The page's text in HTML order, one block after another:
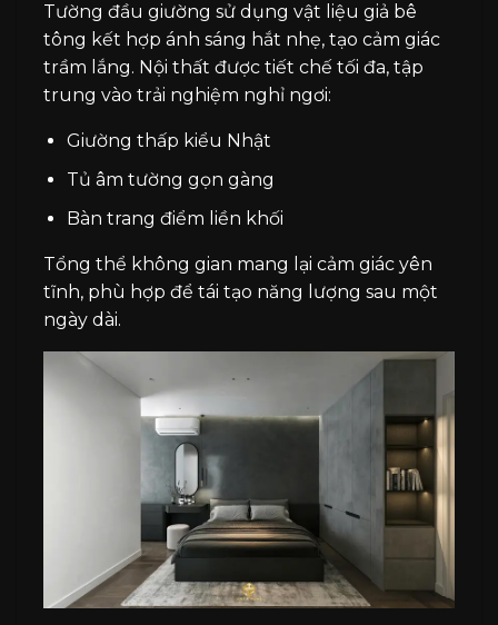
Tường đầu giường sử dụng vật liệu giả bê
tông kết hợp ánh sáng hắt nhẹ, tạo cảm giác
trầm lắng. Nội thất được tiết chế tối đa, tập
trung vào trải nghiệm nghỉ ngơi:
Giường thấp kiểu Nhật
Tủ âm tường gọn gàng
Bàn trang điểm liền khối
Tổng thể không gian mang lại cảm giác yên
tĩnh, phù hợp để tái tạo năng lượng sau một
ngày dài.